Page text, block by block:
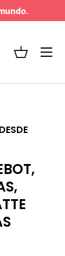
Camino
Menú